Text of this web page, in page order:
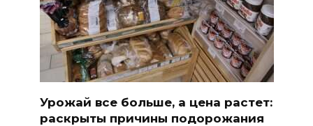
Урожай все больше, а цена растет:
раскрыты причины подорожания